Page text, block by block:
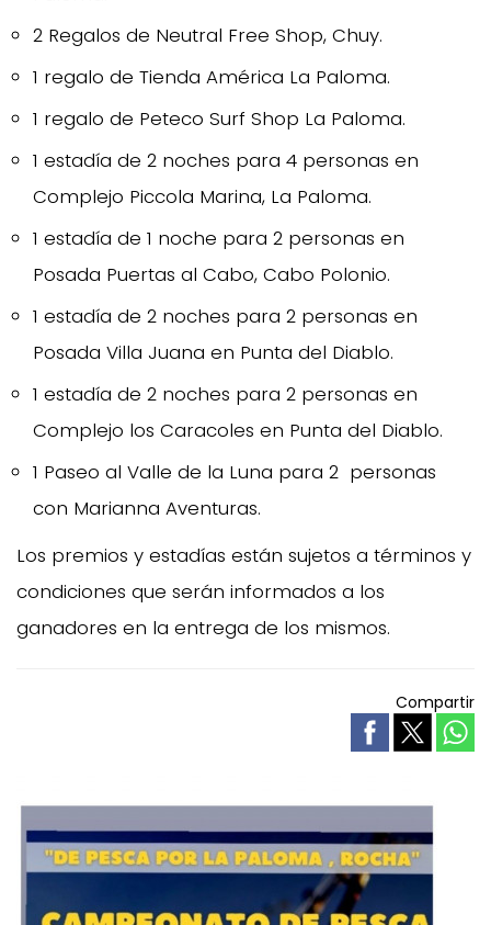
2 Regalos de Neutral Free Shop, Chuy.
1 regalo de Tienda América La Paloma.
1 regalo de Peteco Surf Shop La Paloma.
1 estadía de 2 noches para 4 personas en
Complejo Piccola Marina, La Paloma.
1 estadía de 1 noche para 2 personas en
Posada Puertas al Cabo, Cabo Polonio.
1 estadía de 2 noches para 2 personas en
Posada Villa Juana en Punta del Diablo.
1 estadía de 2 noches para 2 personas en
Complejo los Caracoles en Punta del Diablo.
1 Paseo al Valle de la Luna para 2 personas
con Marianna Aventuras.
Los premios y estadías están sujetos a términos y
condiciones que serán informados a los
ganadores en la entrega de los mismos.
Compartir